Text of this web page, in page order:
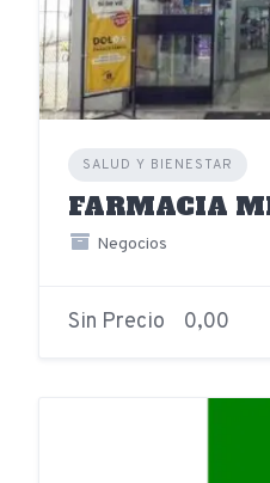
SALUD Y BIENESTAR
FARMACIA
Negocios
Sin Precio 0,00